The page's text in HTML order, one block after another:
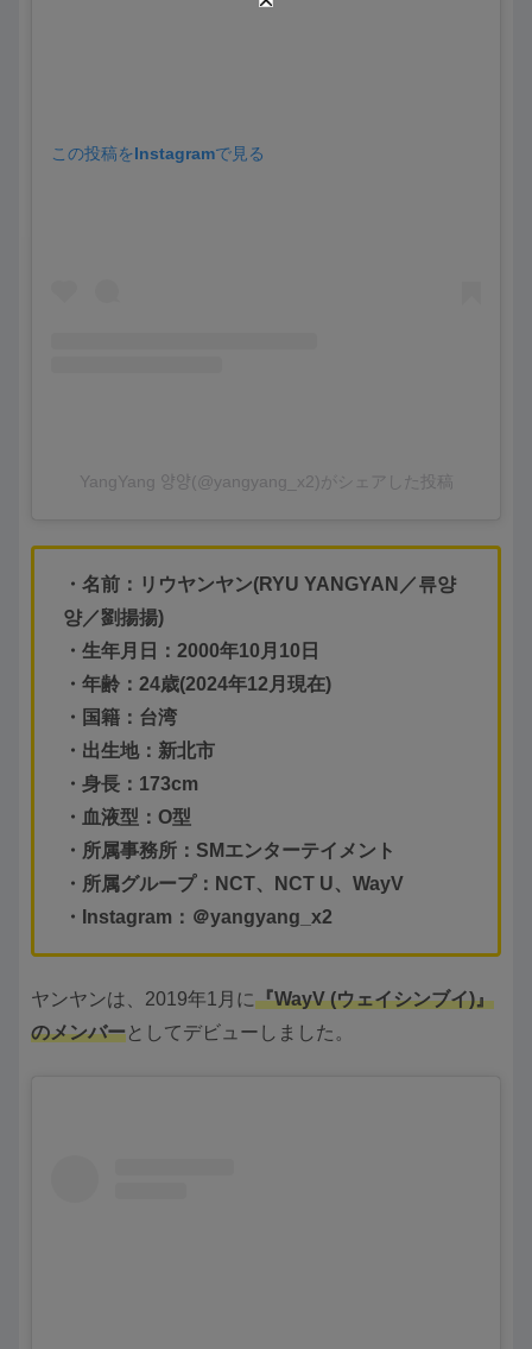
この投稿をInstagramで見る
YangYang 양양(@yangyang_x2)がシェアした投稿
・名前： リウヤンヤン(RYU YANGYAN ／류양
양／劉揚揚)
・生年月日：2000年10月10日
・年齢：24歳(2024年12月現在)
・国籍：台湾
・出生地：新北市
・身長：173cm
・血液型：O型
・所属事務所：SMエンターテイメント
・所属グループ：NCT、NCT U、WayV
・Instagram：＠yangyang_x2
ヤンヤンは、2019年1月に『WayV (ウェイシンブイ)』
のメンバーとしてデビューしました。